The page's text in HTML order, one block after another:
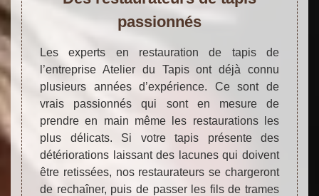
passionnés
Les experts en restauration de tapis de
l’entreprise Atelier du Tapis ont déjà connu
plusieurs années d’expérience. Ce sont de
vrais passionnés qui sont en mesure de
prendre en main même les restaurations les
plus délicats. Si votre tapis présente des
détériorations laissant des lacunes qui doivent
être retissées, nos restaurateurs se chargeront
de rechaîner, puis de passer les fils de trames